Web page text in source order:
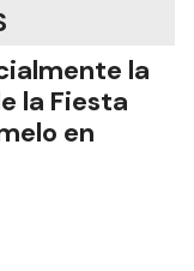
la
la Fiesta
en